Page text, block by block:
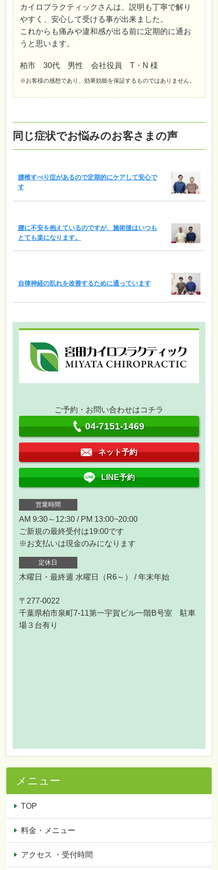
カイロプラクティックさんは、説明も丁寧で解り
やすく、安心して受ける事が出来ました。
これからも痛みや違和感が出る前に定期的に通お
うと思います。
柏市 30代 男性 会社役員 T・N 様
※お客様の感想であり、効果効能を保証するものではありません。
同じ症状でお悩みのお客さまの声
腰椎すべり症があるので定期的にケアして安心で
す
腰に不安を抱えているのですが、施術後はいつも
とても楽になります。
自律神経の乱れを改善するために通っています
ご予約・お問い合わせはコチラ
04-7151-1469
ネット予約
LINE予約
営業時間
AM 9:30～12:30 / PM 13:00~20:00
ご新規の最終受付は19:00です
※お支払いは現金のみになります
定休日
木曜日・最終週 水曜日（R6～） / 年末年始
〒277-0022
千葉県柏市泉町7-11第一宇賀ビル一階B号室 駐車
場３台有り
メニュー
TOP
料金・メニュー
アクセス ・受付時間